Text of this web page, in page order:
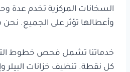
السخانات المركزية تخدم عدة
وأعطالها تؤثر على الجميع.
خدماتنا تشمل فحص خطوط
كل نقطة. تنظيف خزانات البيلر